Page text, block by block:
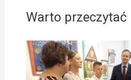
Warto przeczytać